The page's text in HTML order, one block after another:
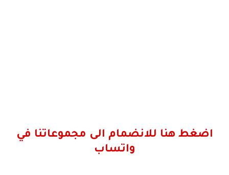
اضغط هنا للانضمام الى مجموعاتنا في
واتساب